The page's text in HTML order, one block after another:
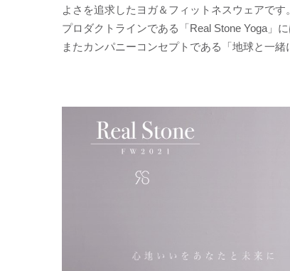
よさを追求したヨガ＆フィットネスウェアです。
プロダクトラインである「Real Stone Yoga」
またカンパニーコンセプトである「地球と一